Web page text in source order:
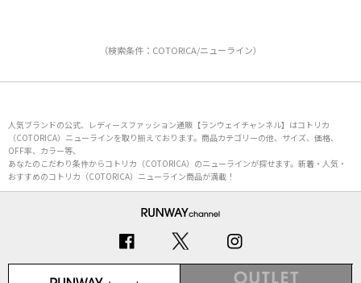
（検索条件：COTORICA/ニューライン）
人気ブランドの公式、レディースファッション通販【ランウェイチャンネル】はコトリカ
（COTORICA）ニューラインを取り揃えております。商品カテゴリーの他、サイズ、価格、
OFF率、カラー等、
あなたのこだわり条件からコトリカ（COTORICA）のニューラインが探せます。新着・人気・
おすすめのコトリカ（COTORICA）ニューライン商品が満載！